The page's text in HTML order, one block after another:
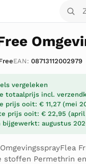
Zoek
EAN: 08713112002979
vergeleken
totaalprijs incl.
prijs ooit: € 11,27 (mei
prijs ooit: € 22,95
bijgewerkt: augustus
stoffen Permethrin